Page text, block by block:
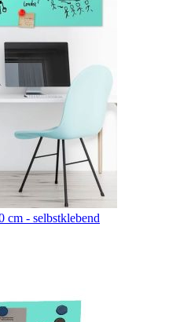
cm - selbstklebend